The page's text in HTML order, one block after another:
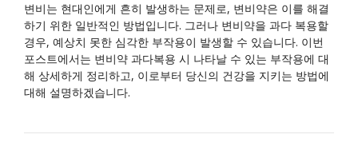
변비는 현대인에게 흔히 발생하는 문제로, 변비약은 이를 해결
하기 위한 일반적인 방법입니다. 그러나 변비약을 과다 복용할
경우, 예상치 못한 심각한 부작용이 발생할 수 있습니다. 이번
포스트에서는 변비약 과다복용 시 나타날 수 있는 부작용에 대
해 상세하게 정리하고, 이로부터 당신의 건강을 지키는 방법에
대해 설명하겠습니다.